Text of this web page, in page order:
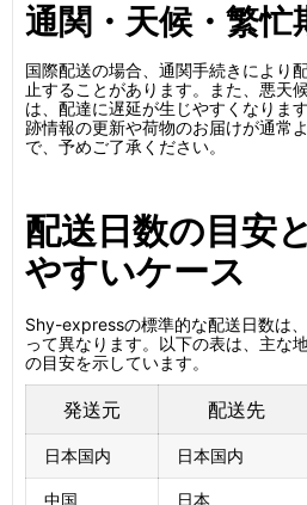
通関・天候・繁忙
国際配送の場合、通関手続きにより
止することがあります。また、悪天
は、配達に遅延が生じやすくなりま
跡情報の更新や荷物のお届けが通常
で、予めご了承ください。
配送日数の目安
やすいケース
Shy-expressの標準的な配送日数は
って異なります。以下の表は、主な
の目安を示しています。
発送元 配送先
日本国内 日本国内
中国 日本